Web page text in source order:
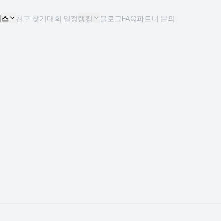
친구 찾기대회 일정랭킹 블로그FAQ파트너 문의